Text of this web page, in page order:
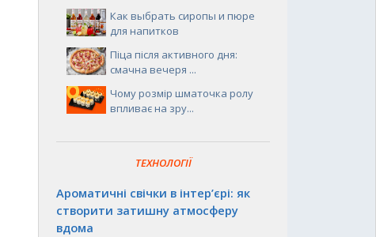
Как выбрать сиропы и пюре
для напитков
Піца після активного дня:
смачна вечеря ...
Чому розмір шматочка ролу
впливає на зру...
ТЕХНОЛОГІЇ
Ароматичні свічки в інтер’єрі: як
створити затишну атмосферу
вдома